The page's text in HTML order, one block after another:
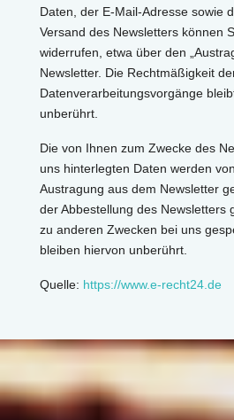
Daten, der E-Mail-Adresse sowie
Versand des Newsletters können
widerrufen, etwa über den
Newsletter. Die Rechtmäßigkeit
Datenverarbeitungsvorgänge
unberührt.
Die von Ihnen zum Zwecke des
uns hinterlegten Daten werden
Austragung aus dem Newsletter
der Abbestellung des Newsletters
zu anderen Zwecken bei uns
bleiben hiervon unberührt.
Quelle: https://www.e-recht24.de